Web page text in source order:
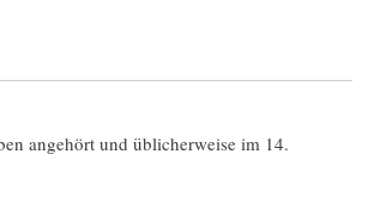
angehört und üblicherweise im 14.